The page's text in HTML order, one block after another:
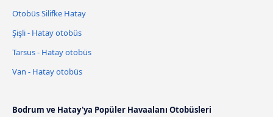
Otobüs Silifke Hatay
Şişli - Hatay otobüs
Tarsus - Hatay otobüs
Van - Hatay otobüs
Bodrum ve Hatay'ya Popüler Havaalanı Otobüsleri